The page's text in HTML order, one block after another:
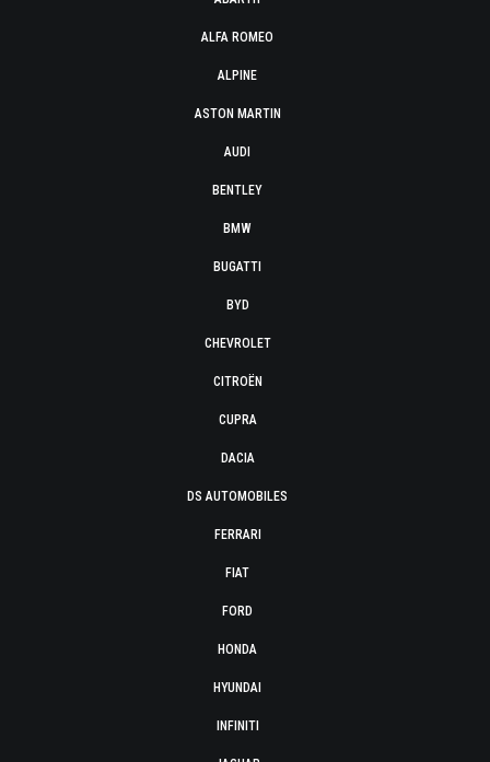
ALFA ROMEO
ALPINE
ASTON MARTIN
AUDI
BENTLEY
BMW
BUGATTI
BYD
CHEVROLET
CITROËN
CUPRA
DACIA
DS AUTOMOBILES
FERRARI
FIAT
FORD
HONDA
HYUNDAI
INFINITI